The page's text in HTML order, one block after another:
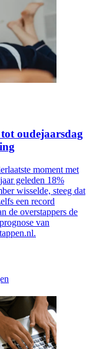
oudejaarsdag
moment met
geleden 18%
wisselde, steeg dat
een record
de overstappers de
van